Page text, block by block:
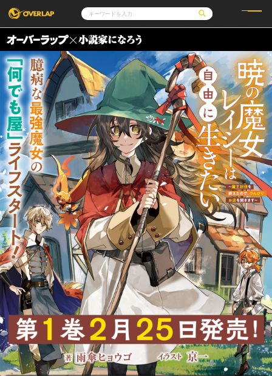
コミック
コミックガルド
コミッククリエ
LiQulle
ラブパルフェ
ライトノベル
文庫
ノベルス
ノベルスf
ロサージュノベルス
その他
コミックエッセイ
ポケットモンスター
アニメ
ゲーム
通販・NEWS
OVERLAP STORE
オーバーラップ広報室
企業
会社概要
採用情報
アクセス
オーバーラップホールディングス
お問い合わせはこちら
オーバーラップ文庫
オーバーラップノベルス
オーバーラップノベルスf
ロサージュノベルス
コミックガルド